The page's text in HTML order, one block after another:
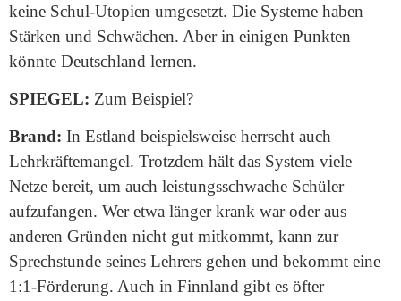
keine Schul-Utopien umgesetzt. Die Systeme haben
Stärken und Schwächen. Aber in einigen Punkten
könnte Deutschland lernen.
SPIEGEL: Zum Beispiel?
Brand: In Estland beispielsweise herrscht auch
Lehrkräftemangel. Trotzdem hält das System viele
Netze bereit, um auch leistungsschwache Schüler
aufzufangen. Wer etwa länger krank war oder aus
anderen Gründen nicht gut mitkommt, kann zur
Sprechstunde seines Lehrers gehen und bekommt eine
1:1-Förderung. Auch in Finnland gibt es öfter